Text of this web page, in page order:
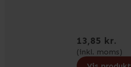
13,85 kr.
(inkl. moms)